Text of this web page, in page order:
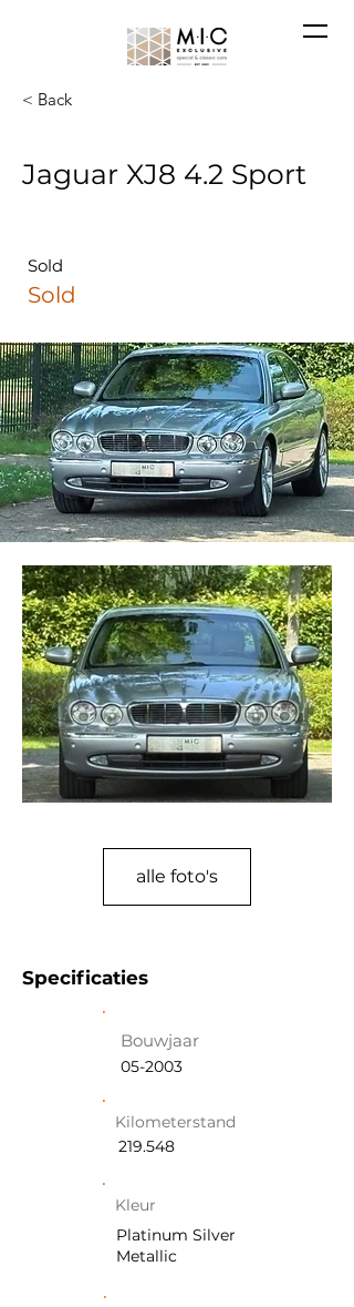
< Back
Jaguar XJ8 4.2 Sport
Sold
Sold
alle foto's
Specificaties
Bouwjaar
05-2003
Kilometerstand
219.548
Kleur
Platinum Silver
Metallic